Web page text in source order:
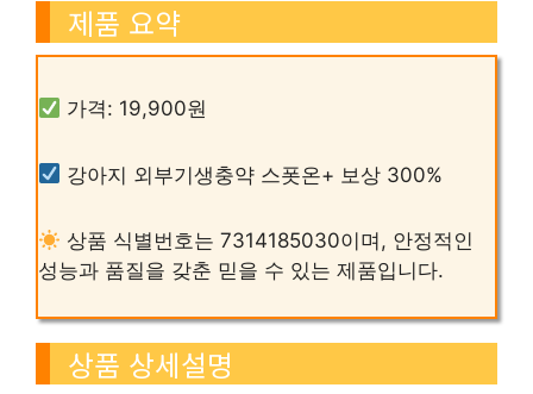
제품 요약
가격: 19,900원
강아지 외부기생충약 스폿온+ 보상 300%
상품 식별번호는 7314185030이며, 안정적인
성능과 품질을 갖춘 믿을 수 있는 제품입니다.
상품 상세설명